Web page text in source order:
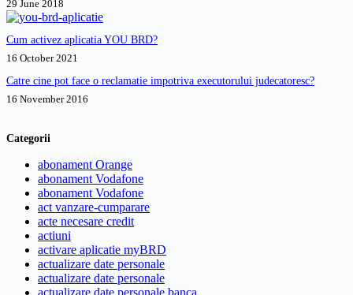
29 June 2018
Cum activez aplicatia YOU BRD?
16 October 2021
Catre cine pot face o reclamatie impotriva executorului judecatoresc?
16 November 2016
Categorii
abonament Orange
abonament Vodafone
abonament Vodafone
act vanzare-cumparare
acte necesare credit
actiuni
activare aplicatie myBRD
actualizare date personale
actualizare date personale
actualizare date personale banca